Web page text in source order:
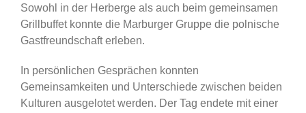
Sowohl in der Herberge als auch beim gemeinsamen
Grillbuffet konnte die Marburger Gruppe die polnische
Gastfreundschaft erleben.
In persönlichen Gesprächen konnten
Gemeinsamkeiten und Unterschiede zwischen beiden
Kulturen ausgelotet werden. Der Tag endete mit einer